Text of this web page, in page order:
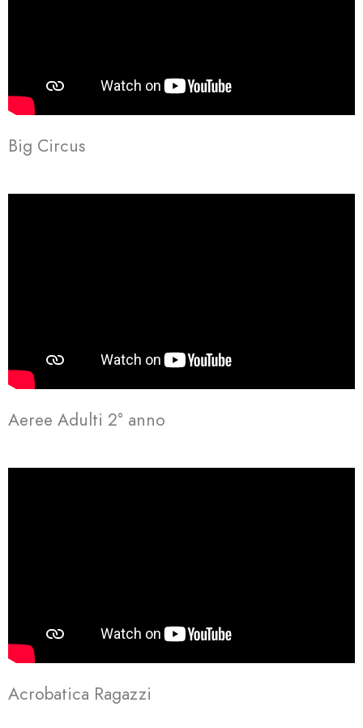
Big Circus
Aeree Adulti 2° anno
Acrobatica Ragazzi